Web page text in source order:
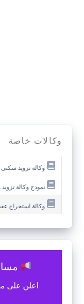
وكالات خاصة
وكالة تزويد سكنى
نمودج وكالة
وكالة استخراج
اعلن على